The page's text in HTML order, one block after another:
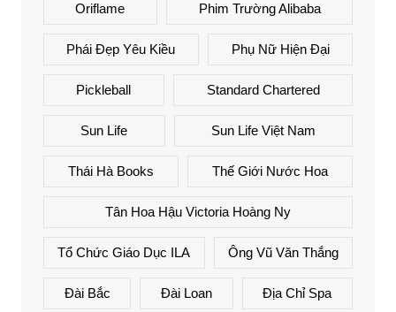
Oriflame Phim Trường Alibaba
Phái Đẹp Yêu Kiều Phụ Nữ Hiện Đại
Pickleball Standard Chartered
Sun Life Sun Life Việt Nam
Thái Hà Books Thế Giới Nước Hoa
Tân Hoa Hậu Victoria Hoàng Ny
Tổ Chức Giáo Dục ILA Ông Vũ Văn Thắng
Đài Bắc Đài Loan Địa Chỉ Spa